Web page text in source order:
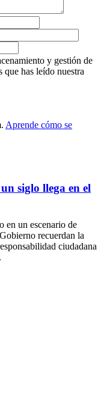
y gestión de
que has leído nuestra
Aprende cómo se
siglo llega en el
en un escenario de
recuerdan la
ciudadana